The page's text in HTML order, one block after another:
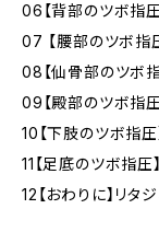
06【背部のツボ指
07 【腰部のツボ指
08【仙骨部のツボ
09【殿部のツボ指
10【下肢のツボ指
11【足底のツボ指
12【おわりに】リ